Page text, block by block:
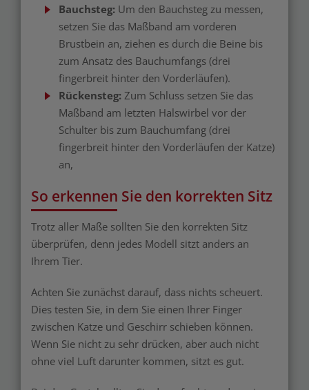
Bauchsteg: Um den Bauchsteg zu messen,
setzen Sie das Maßband am vorderen
Brustbein an, ziehen es durch die Beine bis
zum Ansatz des Bauchumfangs (drei
fingerbreit hinter den Vorderläufen).
Rückensteg: Zum Schluss setzen Sie das
Maßband am letzten Halswirbel vor der
Schulter bis zum Bauchumfang (drei
fingerbreit hinter den Vorderläufen der Katze)
an,
So erkennen Sie den korrekten Sitz
Trotz aller Maße sollten Sie den korrekten Sitz
überprüfen, denn jedes Modell sitzt anders an
Ihrem Tier.
Achten Sie zunächst darauf, dass nichts scheuert.
Dies testen Sie, in dem Sie einen Ihrer Finger
zwischen Katze und Geschirr schieben können.
Wenn Sie nicht zu sehr drücken, aber auch nicht
ohne viel Luft darunter kommen, sitzt es gut.